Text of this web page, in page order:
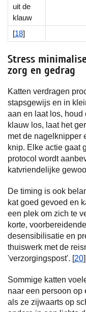
uit de
klauw
[18]
Stress
zorg en gedrag
Katten verdragen
stapsgewijs en in
aan en laat los, houd
klauw los, laat het
met de nagelknipper
knip. Elke actie gaat
protocol wordt
katvriendelijke
De timing is ook
kat goed gevoed en
een plek om zich te
korte,
desensibilisatie en
thuiswerk met de
'verzorgingspost'. [20]
Sommige katten
naar een persoon
als ze zijwaarts op